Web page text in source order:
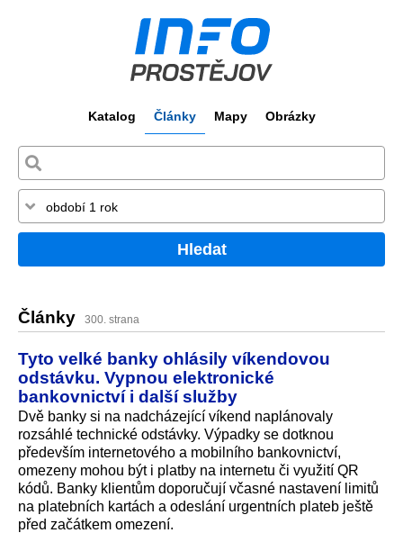
Katalog Články Mapy Obrázky
Hledat
Články 300. strana
Tyto velké banky ohlásily víkendovou
odstávku. Vypnou elektronické
bankovnictví i další služby
Dvě banky si na nadcházející víkend naplánovaly
rozsáhlé technické odstávky. Výpadky se dotknou
především internetového a mobilního bankovnictví,
omezeny mohou být i platby na internetu či využití QR
kódů. Banky klientům doporučují včasné nastavení limitů
na platebních kartách a odeslání urgentních plateb ještě
před začátkem omezení.